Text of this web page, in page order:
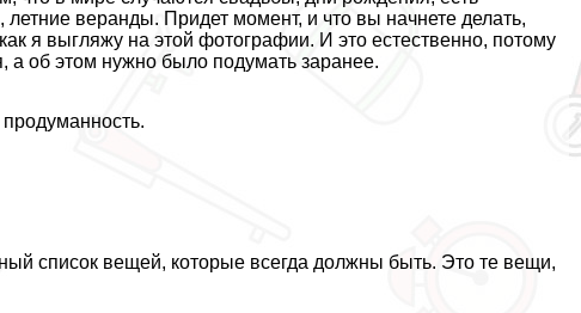
веранды. Придет момент, и что вы начнете делать,
я выгляжу на этой фотографии. И это естественно, потому
а об этом нужно было подумать заранее.
список вещей, которые всегда должны быть. Это те вещи,